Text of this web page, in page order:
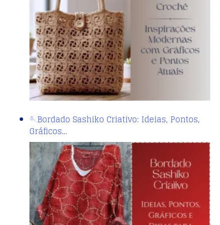
🪡Bordado Sashiko Criativo: Ideias, Pontos,
Gráficos…